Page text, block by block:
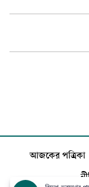
আজকের পত্রিকা